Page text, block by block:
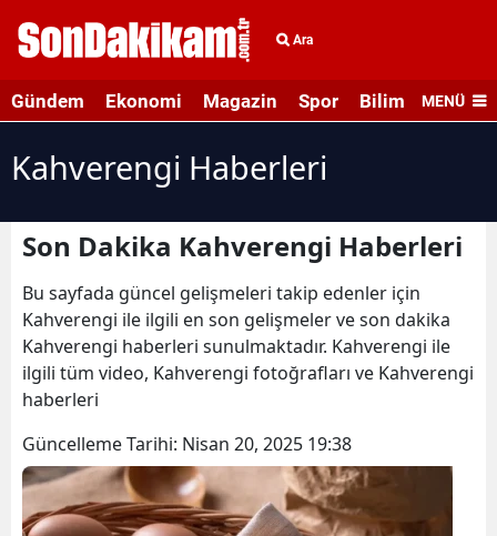
Ara
Gündem Ekonomi Magazin Spor Bilim veMENÜ
Kahverengi Haberleri
Son Dakika Kahverengi Haberleri
Bu sayfada güncel gelişmeleri takip edenler için
Kahverengi ile ilgili en son gelişmeler ve son dakika
Kahverengi haberleri sunulmaktadır. Kahverengi ile
ilgili tüm video, Kahverengi fotoğrafları ve Kahverengi
haberleri
Güncelleme Tarihi: Nisan 20, 2025 19:38